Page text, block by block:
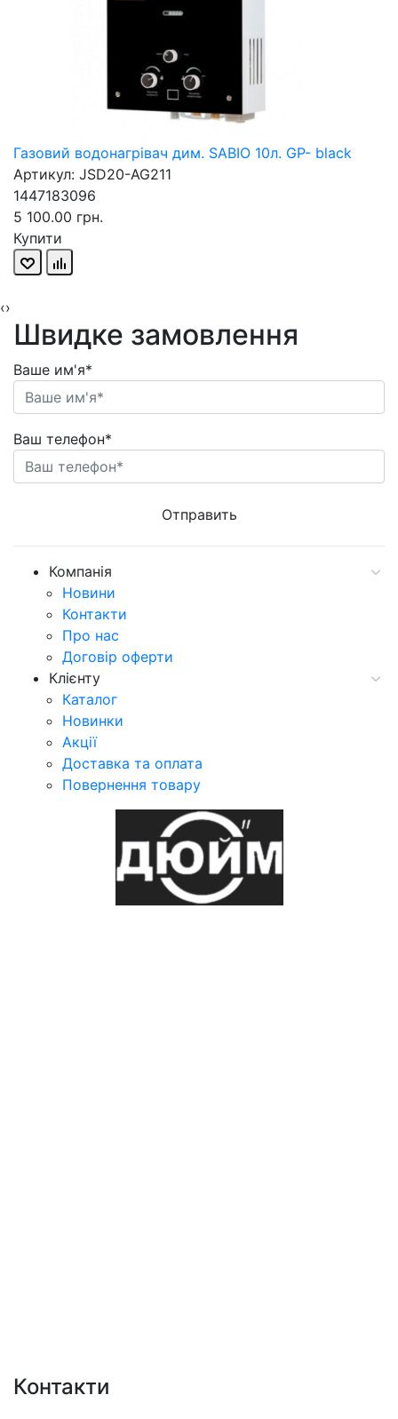
Газовий водонагрівач дим. SABIO 10л. GP- black
Артикул: JSD20-AG211
1447183096
5 100.00 грн.
Купити
‹›
Швидке замовлення
Ваше им'я*
Ваш телефон*
Компанія
Новини
Контакти
Про нас
Договір оферти
Клієнту
Каталог
Новинки
Акції
Доставка та оплата
Повернення товару
Контакти